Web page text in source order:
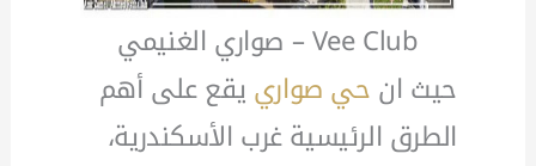
Vee Club – صواري الغنيمي
حيث انحي صوارييقع على أهم
الطرق الرئيسية غرب الأسكندرية،